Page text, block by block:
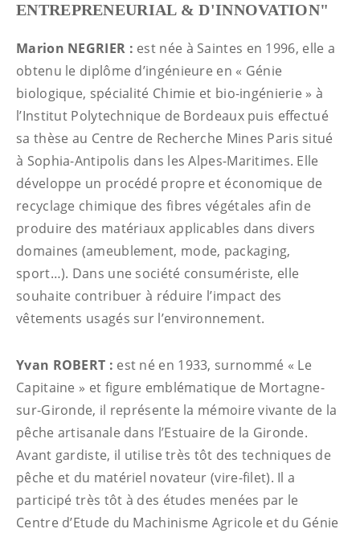
ENTREPRENEURIAL & D'INNOVATION"
Marion NEGRIER : est née à Saintes en 1996, elle a
obtenu le diplôme d’ingénieure en « Génie
biologique, spécialité Chimie et bio-ingénierie » à
l’Institut Polytechnique de Bordeaux puis effectué
sa thèse au Centre de Recherche Mines Paris situé
à Sophia-Antipolis dans les Alpes-Maritimes. Elle
développe un procédé propre et économique de
recyclage chimique des fibres végétales afin de
produire des matériaux applicables dans divers
domaines (ameublement, mode, packaging,
sport…). Dans une société consumériste, elle
souhaite contribuer à réduire l’impact des
vêtements usagés sur l’environnement.
Yvan ROBERT : est né en 1933, surnommé « Le
Capitaine » et figure emblématique de Mortagne-
sur-Gironde, il représente la mémoire vivante de la
pêche artisanale dans l’Estuaire de la Gironde.
Avant gardiste, il utilise très tôt des techniques de
pêche et du matériel novateur (vire-filet). Il a
participé très tôt à des études menées par le
Centre d’Etude du Machinisme Agricole et du Génie